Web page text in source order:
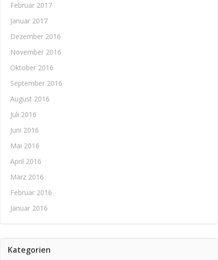
Februar 2017
Januar 2017
Dezember 2016
November 2016
Oktober 2016
September 2016
August 2016
Juli 2016
Juni 2016
Mai 2016
April 2016
März 2016
Februar 2016
Januar 2016
Kategorien